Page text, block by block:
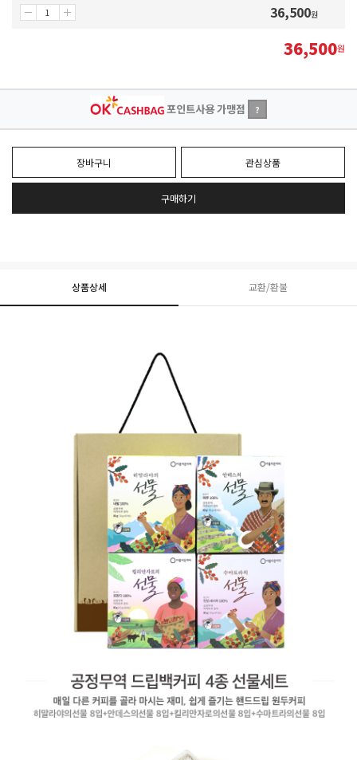
36,500원
36,500원
포인트사용 가맹점 ?
장바구니 관심상품
구매하기
상품상세 교환/환불